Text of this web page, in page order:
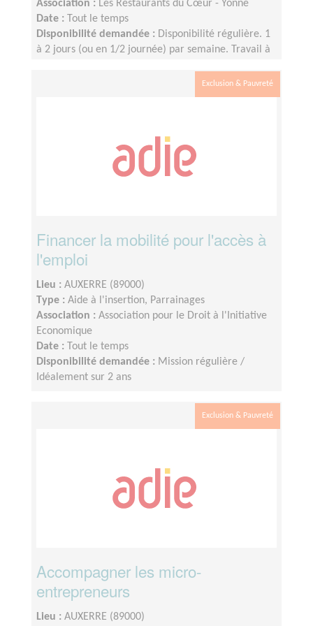
Association : Les Restaurants du Cœur - Yonne
Date :
Tout le temps
Disponibilité demandée : Disponibilité régulière. 1
à 2 jours (ou en 1/2 journée) par semaine. Travail à
Exclusion & Pauvreté
Financer la mobilité pour l'accès à
l'emploi
Lieu : AUXERRE (89000)
Type : Aide à l'insertion, Parrainages
Association : Association pour le Droit à l'Initiative
Economique
Date :
Tout le temps
Disponibilité demandée : Mission régulière /
Idéalement sur 2 ans
Exclusion & Pauvreté
Accompagner les micro-
entrepreneurs
Lieu : AUXERRE (89000)